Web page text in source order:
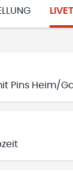
Pins Heim/